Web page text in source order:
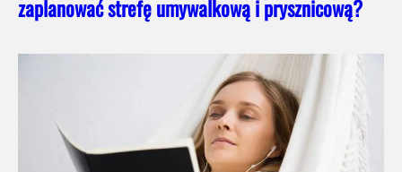
zaplanować strefę umywalkową i prysznicową?